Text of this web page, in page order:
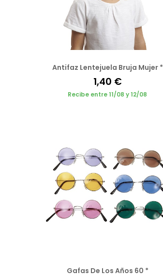
Antifaz Lentejuela Bruja Mujer *
1,40 €
Recibe entre 11/08 y 12/08
Gafas De Los Años 60 *